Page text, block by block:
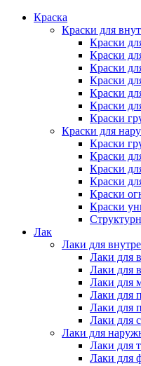
Краска
Краски для
Краски
Краски
Краски
Краски
Краски
Краски
Краски
Краски для
Краски
Краски
Краски
Краски
Краски
Краски
Лак
Лаки для
Лаки для
Лаки для
Лаки для
Лаки для
Лаки для
Лаки для
Лаки для
Лаки для
Лаки для